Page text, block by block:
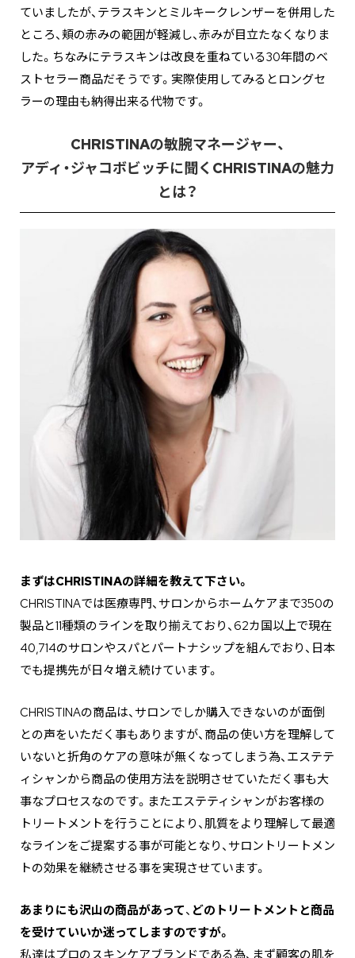
ていましたが、テラスキンとミルキークレンザーを併用した
ところ、頬の赤みの範囲が軽減し、赤みが目立たなくなりま
した。ちなみにテラスキンは改良を重ねている30年間のベ
ストセラー商品だそうです。実際使用してみるとロングセ
ラーの理由も納得出来る代物です。
CHRISTINAの敏腕マネージャー、
アディ・ジャコボビッチに聞くCHRISTINAの魅力
とは？
―――まずはCHRISTINAの詳細を教えて下さい。
CHRISTINAでは医療専門、サロンからホームケアまで350の
製品と11種類のラインを取り揃えており、62カ国以上で現在
40,714のサロンやスパとパートナシップを組んでおり、日本
でも提携先が日々増え続けています。
CHRISTINAの商品は、サロンでしか購入できないのが面倒
との声をいただく事もありますが、商品の使い方を理解して
いないと折角のケアの意味が無くなってしまう為、エステテ
ィシャンから商品の使用方法を説明させていただく事も大
事なプロセスなのです。またエステティシャンがお客様の
トリートメントを行うことにより、肌質をより理解して最適
なラインをご提案する事が可能となり、サロントリートメン
トの効果を継続させる事を実現させています。
―――あまりにも沢山の商品があって、 どのトリートメントと商品
を受けていいか迷ってしますのですが。